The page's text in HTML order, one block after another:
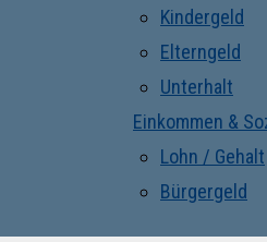
Kindergeld
Elterngeld
Unterhalt
Einkommen &
Lohn / Gehalt
Bürgergeld